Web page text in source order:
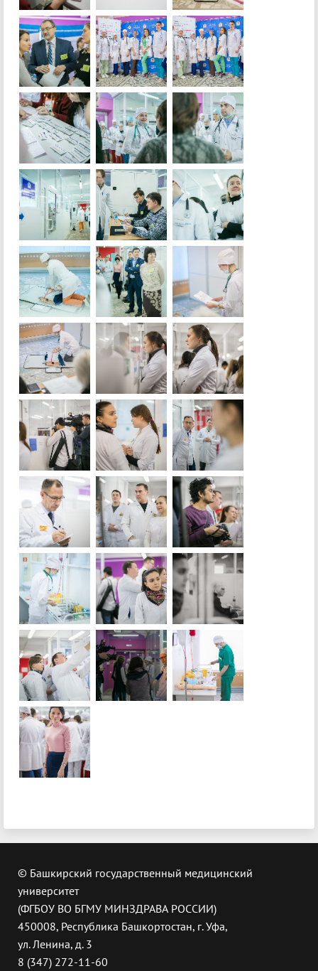
© Башкирский государственный медицинский
университет
(ФГБОУ ВО БГМУ МИНЗДРАВА РОССИИ)
450008, Республика Башкортостан, г. Уфа,
ул. Ленина, д. 3
8 (347) 272-11-60